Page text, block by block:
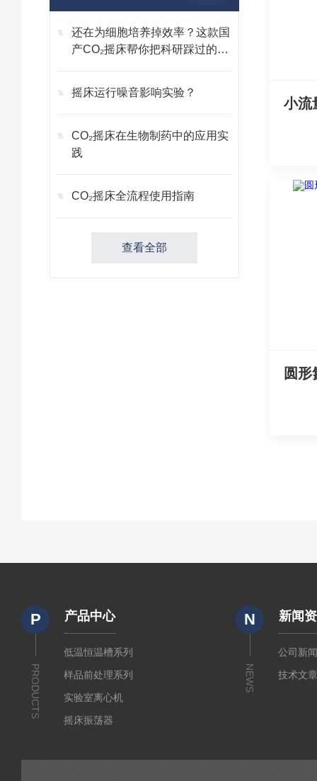
还在为细胞培养掉效率？这款国
产CO₂摇床帮你把科研踩过的坑
摇床运行噪音影响实验？
CO₂摇床在生物制药中的应用实
践
CO₂摇床全流程使用指南
查看全部
P
PRODUCTS
产品中心
低温恒温槽系列
样品前处理系列
实验室离心机
摇床振荡器
N
NEWS
新闻
公司新
技术文